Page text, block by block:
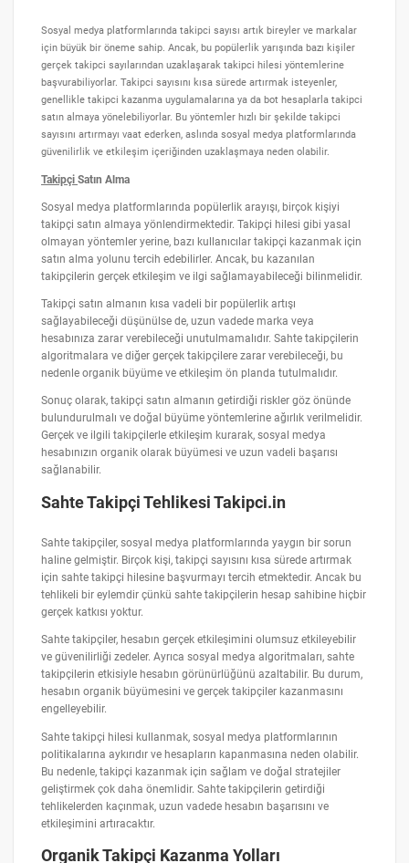
Sosyal medya platformlarında takipci sayısı artık bireyler ve markalar
için büyük bir öneme sahip. Ancak, bu popülerlik yarışında bazı kişiler
gerçek takipci sayılarından uzaklaşarak takipci hilesi yöntemlerine
başvurabiliyorlar. Takipci sayısını kısa sürede artırmak isteyenler,
genellikle takipci kazanma uygulamalarına ya da bot hesaplarla takipci
satın almaya yönelebiliyorlar. Bu yöntemler hızlı bir şekilde takipci
sayısını artırmayı vaat ederken, aslında sosyal medya platformlarında
güvenilirlik ve etkileşim içeriğinden uzaklaşmaya neden olabilir.
Takipçi Satın Alma
Sosyal medya platformlarında popülerlik arayışı, birçok kişiyi
takipçi satın almaya yönlendirmektedir. Takipçi hilesi gibi yasal
olmayan yöntemler yerine, bazı kullanıcılar takipçi kazanmak için
satın alma yolunu tercih edebilirler. Ancak, bu kazanılan
takipçilerin gerçek etkileşim ve ilgi sağlamayabileceği bilinmelidir.
Takipçi satın almanın kısa vadeli bir popülerlik artışı
sağlayabileceği düşünülse de, uzun vadede marka veya
hesabınıza zarar verebileceği unutulmamalıdır. Sahte takipçilerin
algoritmalara ve diğer gerçek takipçilere zarar verebileceği, bu
nedenle organik büyüme ve etkileşim ön planda tutulmalıdır.
Sonuç olarak, takipçi satın almanın getirdiği riskler göz önünde
bulundurulmalı ve doğal büyüme yöntemlerine ağırlık verilmelidir.
Gerçek ve ilgili takipçilerle etkileşim kurarak, sosyal medya
hesabınızın organik olarak büyümesi ve uzun vadeli başarısı
sağlanabilir.
Sahte Takipçi Tehlikesi Takipci.in
Sahte takipçiler, sosyal medya platformlarında yaygın bir sorun
haline gelmiştir. Birçok kişi, takipçi sayısını kısa sürede artırmak
için sahte takipçi hilesine başvurmayı tercih etmektedir. Ancak bu
tehlikeli bir eylemdir çünkü sahte takipçilerin hesap sahibine hiçbir
gerçek katkısı yoktur.
Sahte takipçiler, hesabın gerçek etkileşimini olumsuz etkileyebilir
ve güvenilirliği zedeler. Ayrıca sosyal medya algoritmaları, sahte
takipçilerin etkisiyle hesabın görünürlüğünü azaltabilir. Bu durum,
hesabın organik büyümesini ve gerçek takipçiler kazanmasını
engelleyebilir.
Sahte takipçi hilesi kullanmak, sosyal medya platformlarının
politikalarına aykırıdır ve hesapların kapanmasına neden olabilir.
Bu nedenle, takipçi kazanmak için sağlam ve doğal stratejiler
geliştirmek çok daha önemlidir. Sahte takipçilerin getirdiği
tehlikelerden kaçınmak, uzun vadede hesabın başarısını ve
etkileşimini artıracaktır.
Organik Takipçi Kazanma Yolları